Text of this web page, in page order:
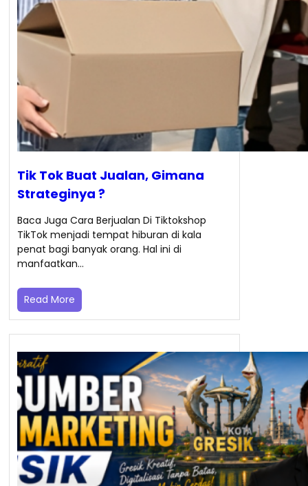
Tik Tok Buat Jualan, Gimana
Strateginya ?
Baca Juga Cara Berjualan Di Tiktokshop
TikTok menjadi tempat hiburan di kala
penat bagi banyak orang. Hal ini di
manfaatkan…
Read More